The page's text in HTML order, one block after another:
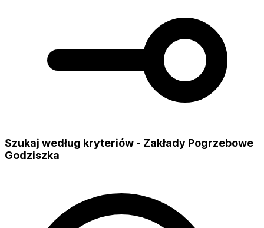
Szukaj według kryteriów - Zakłady Pogrzebowe
Godziszka